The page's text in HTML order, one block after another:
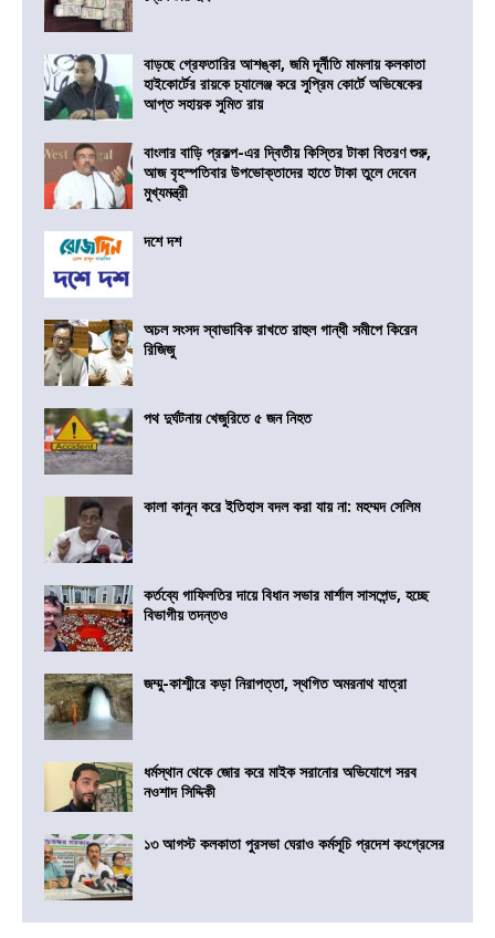
বাড়ছে গ্রেফতারির আশঙ্কা, জমি দূর্নীতি মামলায় কলকাতা
হাইকোর্টের রায়কে চ্যালেঞ্জ করে সুপ্রিম কোর্টে অভিষেকের
আপ্ত সহায়ক সুমিত রায়
বাংলার বাড়ি প্রকল্প-এর দ্বিতীয় কিস্তির টাকা বিতরণ শুরু,
আজ বৃহস্পতিবার উপভোক্তাদের হাতে টাকা তুলে দেবেন
মুখ্যমন্ত্রী
দশে দশ
অচল সংসদ স্বাভাবিক রাখতে রাহুল গান্ধী সমীপে কিরেন
রিজিজু
পথ দুর্ঘটনায় খেজুরিতে ৫ জন নিহত
কালা কানুন করে ইতিহাস বদল করা যায় না: মহম্মদ সেলিম
কর্তব্যে গাফিলতির দায়ে বিধান সভার মার্শাল সাসপেন্ড, হচ্ছে
বিভাগীয় তদন্তও
জম্মু-কাশ্মীরে কড়া নিরাপত্তা, স্থগিত অমরনাথ যাত্রা
ধর্মস্থান থেকে জোর করে মাইক সরানোর অভিযোগে সরব
নওশাদ সিদ্দিকী
১৩ আগস্ট কলকাতা পুরসভা ঘেরাও কর্মসূচি প্রদেশ কংগ্রেসের